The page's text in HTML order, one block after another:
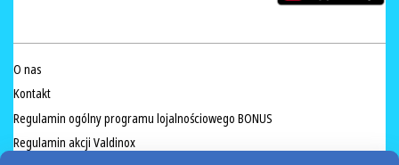
O nas
Kontakt
Regulamin ogólny programu lojalnościowego BONUS
Regulamin akcji Valdinox